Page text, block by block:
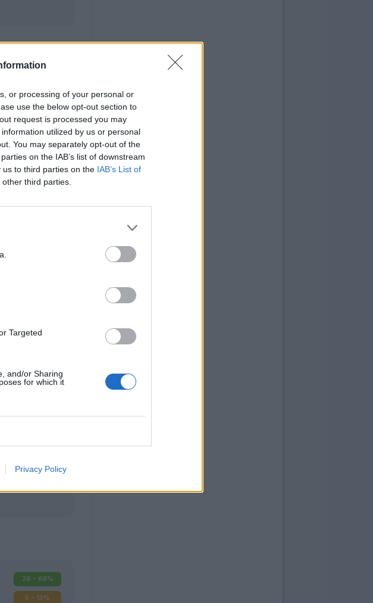
or processing of your personal or
use the below opt-out section to
request is processed you may
utilized by us or personal
You may separately opt-out of the
on the IAB’s list of downstream
to third parties on the IAB’s List of
third parties.
Targeted
and/or Sharing
for which it
Privacy Policy
26 - 68%
5 - 13%